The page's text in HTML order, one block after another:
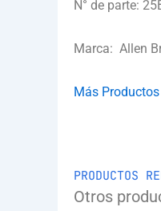
N° de parte:
Marca: Allen
Más
PRODUCTOS
Otros